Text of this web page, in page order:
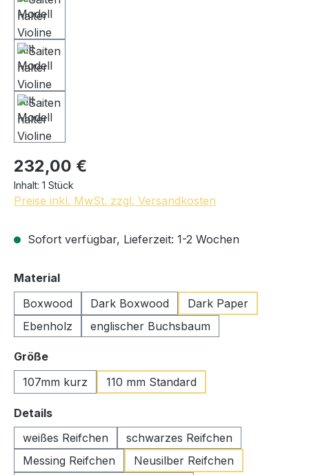
232,00 €
Inhalt: 1 Stück
Preise inkl. MwSt. zzgl. Versandkosten
Sofort verfügbar, Lieferzeit: 1-2 Wochen
Materialauswählen
Boxwood
Dark Boxwood
Dark Paper
Ebenholz
englischer Buchsbaum
Größeauswählen
107mm kurz
110 mm Standard
Detailsauswählen
weißes Reifchen
schwarzes Reifchen
Messing Reifchen
Neusilber Reifchen